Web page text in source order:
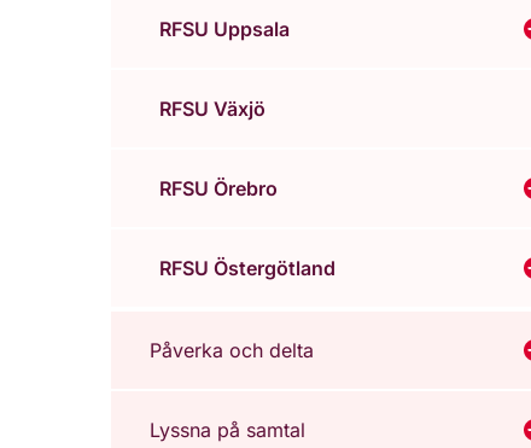
RFSU Uppsala
RFSU Växjö
RFSU Örebro
RFSU Östergötland
Påverka och delta
Lyssna på samtal